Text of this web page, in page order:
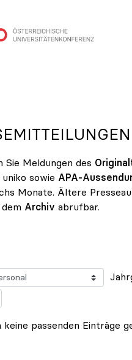
Sie Meldungen des
sowie APA-
Monate. Ältere
Archiv abrufbar.
keine passenden Einträge